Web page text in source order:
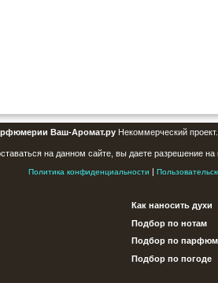
Ваш-Аромат.руНекоммерческий
на данном сайте, вы даете разрешение
Политика конфиденциальности |
Как наносить духи
Подбор по нотам
Подбор по
Подбор по погоде